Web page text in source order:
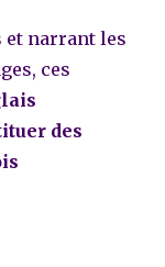
et narrant les
ces
des